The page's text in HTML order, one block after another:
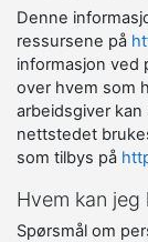
Denne
ressursene på
informasjon ved
over hvem som
arbeidsgiver
nettstedet
som tilbys på
Hvem kan jeg
Spørsmål om